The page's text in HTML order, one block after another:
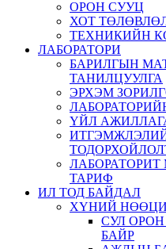
ОРОН СУУЦ
ХОТ
ТЕХНИКИЙН
ЛАБОРАТОРИ
БАРИЛГЫН
ТАНИЛЦУУЛГА
ЭРХЭМ
ҮЙЛ
ТАРИФ
ИЛ ТОД БАЙДАЛ
ХҮНИЙ
СУЛ
БАЙР